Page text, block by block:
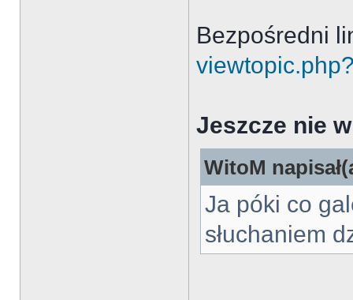
Bezpośredni
Jeszcze nie
WitoM
Ja póki co
słuchaniem